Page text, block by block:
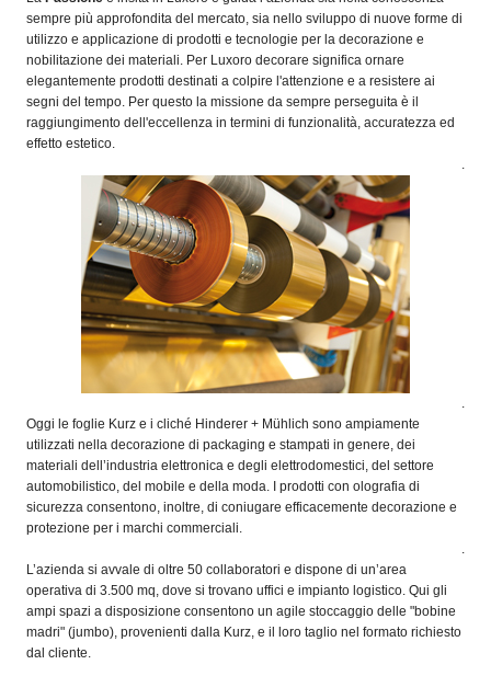
sempre più approfondita del mercato, sia nello sviluppo di nuove forme di
utilizzo e applicazione di prodotti e tecnologie per la decorazione e
nobilitazione dei materiali. Per Luxoro decorare significa ornare
elegantemente prodotti destinati a colpire l'attenzione e a resistere ai
segni del tempo. Per questo la missione da sempre perseguita è il
raggiungimento dell'eccellenza in termini di funzionalità, accuratezza ed
effetto estetico.
Oggi le foglie Kurz e i cliché Hinderer + Mühlich sono ampiamente
utilizzati nella decorazione di packaging e stampati in genere, dei
materiali dell’industria elettronica e degli elettrodomestici, del settore
automobilistico, del mobile e della moda. I prodotti con olografia di
sicurezza consentono, inoltre, di coniugare efficacemente decorazione e
protezione per i marchi commerciali.
L’azienda si avvale di oltre 50 collaboratori e dispone di un’area
operativa di 3.500 mq, dove si trovano uffici e impianto logistico. Qui gli
ampi spazi a disposizione consentono un agile stoccaggio delle "bobine
madri" (jumbo), provenienti dalla Kurz, e il loro taglio nel formato richiesto
dal cliente.